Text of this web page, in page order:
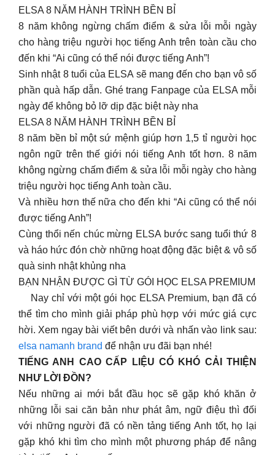
ELSA 8 NĂM HÀNH TRÌNH BỀN BỈ
8 năm không ngừng chấm điểm & sửa lỗi mỗi ngày
cho hàng triệu người học tiếng Anh trên toàn cầu cho
đến khi “Ai cũng có thể nói được tiếng Anh”!
Sinh nhật 8 tuổi của ELSA sẽ mang đến cho bạn vô số
phần quà hấp dẫn. Ghé trang Fanpage của ELSA mỗi
ngày để không bỏ lỡ dịp đặc biệt này nha
ELSA 8 NĂM HÀNH TRÌNH BỀN BỈ
8 năm bền bỉ một sứ mệnh giúp hơn 1,5 tỉ người học
ngôn ngữ trên thế giới nói tiếng Anh tốt hơn. 8 năm
không ngừng chấm điểm & sửa lỗi mỗi ngày cho hàng
triệu người học tiếng Anh toàn cầu.
Và nhiều hơn thế nữa cho đến khi “Ai cũng có thể nói
được tiếng Anh”!
Cùng thổi nến chúc mừng ELSA bước sang tuổi thứ 8
và háo hức đón chờ những hoạt động đặc biệt & vô số
quà sinh nhật khủng nha
BẠN NHẬN ĐƯỢC GÌ TỪ GÓI HỌC ELSA PREMIUM
Nay chỉ với một gói học ELSA Premium, bạn đã có
thể tìm cho mình giải pháp phù hợp với mức giá cực
hời. Xem ngay bài viết bên dưới và nhấn vào link sau:
elsa namanh brand để nhận ưu đãi bạn nhé!
TIẾNG ANH CAO CẤP LIỆU CÓ KHÓ CẢI THIỆN
NHƯ LỜI ĐỒN?
Nếu những ai mới bắt đầu học sẽ gặp khó khăn ở
những lỗi sai căn bản như phát âm, ngữ điệu thì đối
với những người đã có nền tảng tiếng Anh tốt, họ lại
gặp khó khi tìm cho mình một phương pháp để nâng